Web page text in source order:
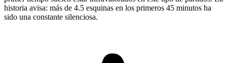
historia avisa: más de 4.5 esquinas en los primeros 45 minutos ha
sido una constante silenciosa.